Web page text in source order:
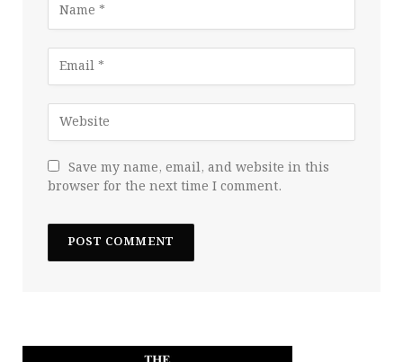
Save my name, email, and website in this
browser for the next time I comment.